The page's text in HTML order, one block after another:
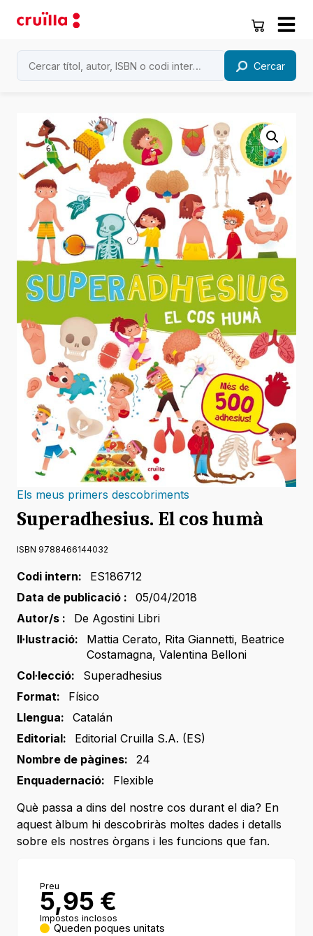
Cercar
Els meus primers descobriments
Superadhesius. El cos humà
ISBN 9788466144032
Codi intern:
ES186712
Data de publicació :
05/04/2018
Autor/s :
De Agostini Libri
Il·lustració:
Mattia Cerato, Rita Giannetti, Beatrice
Costamagna, Valentina Belloni
Col·lecció:
Superadhesius
Format:
Físico
Llengua:
Catalán
Editorial:
Editorial Cruilla S.A. (ES)
Nombre de pàgines:
24
Enquadernació:
Flexible
Què passa a dins del nostre cos durant el dia? En
aquest àlbum hi descobriràs moltes dades i detalls
sobre els nostres òrgans i les funcions que fan.
Preu
5,95 €
Impostos inclosos
Queden poques unitats